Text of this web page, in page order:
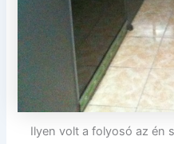
Ilyen volt a folyosó az én